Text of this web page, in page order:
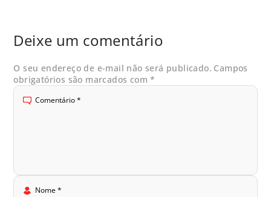
Deixe um comentário
O seu endereço de e-mail não será publicado. Campos
obrigatórios são marcados com*
Comentário*
Nome*